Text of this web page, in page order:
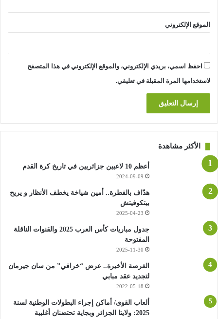
(KPMG) و”دلتا بارتنرز” (Delta Partners) واطلعت عليه رويترز قبل
نشره- أنه بالإضافة إلى تقليص إيرادات الأندية، فإن مثل هذه الخطوة
ستضر بالاهتمام بمشاهدة المباريات.
وأضاف أن ذلك سيقلل أيضا من اهتمام المعلنين بكرة القدم المحلية
وقال التقرير -الذي يشمل أيضا مسابقات الدوري في الولايات
المتحدة والمكسيك واليابان وجنوب أفريقيا بالإضافة إلى بطولات
الدوري الخمس الكبرى في أوروبا- إن الخيارات الأقل تأثيرا على
جداول المباريات ستكلفهم المليارات سنويا. وستكون الضربة الأكبر
في عائدات البث التلفزيوني.
وتوصل التقرير إلى أن أكبر 40 بطولة محلية حول العالم والمسابقات
الأوروبية للأندية مثل دوري أبطال أوروبا ستخسر ما يصل إلى 5
مليارات يورو في الموسم الواحد في العقود السمعية والبصرية
وحدها، وهو ما يمثل أكثر من ثلث ما تحققه بطولات الدوري من
حقوق البث التلفزيوني اليوم.
وأظهر استطلاع في فبراير/شباط الماضي شمل ألف لاعب ونظمه
اتحاد اللاعبين المحترفين أن 3 أرباع المشاركين يريدون الاحتفاظ
الموقع الإلكتروني
احفظ اسمي، بريدي الإلكتروني، والموقع الإلكتروني في هذا المتصفح
لاستخدامها المرة المقبلة في تعليقي.
الأكثر مشاهدة
أعظم 10 لاعبين جزائريين في تاريخ كرة القدم
2024-09-09
هدّاف بالفطرة.. أمين شياخة يخطف الأنظار و يريح
بيتكوفيتش
2025-04-23
جدول مباريات كأس العرب 2025 والقنوات الناقلة
المفتوحة
2025-11-30
الفرصة الأخيرة.. عرض “خرافي” من سان جيرمان
لتجديد عقد مبابي
2022-05-18
ألعاب القوى/ أماكن إجراء البطولات الوطنية لسنة
2025: ولايتا الجزائر وبجاية تحتضنان أغلبية